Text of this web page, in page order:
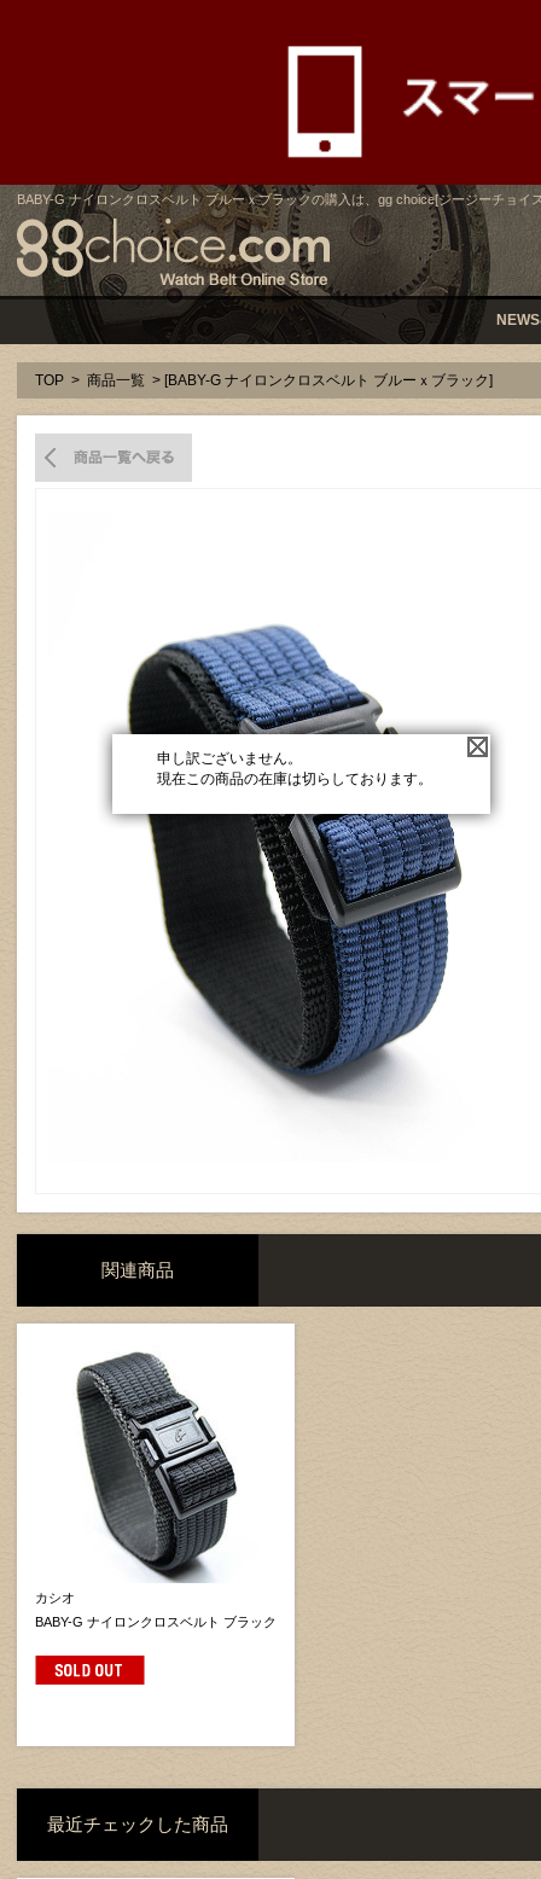
BABY-G ナイロンクロスベルト ブルーｘブラックの購入は、gg choice[ジージーチョイ
TOP > 商品一覧 > [BABY-G ナイロンクロスベルト ブルーｘブラック]
申し訳ございません。
現在この商品の在庫は切らしております。
関連商品
カシオ
BABY-G ナイロンクロスベルト ブラック
最近チェックした商品